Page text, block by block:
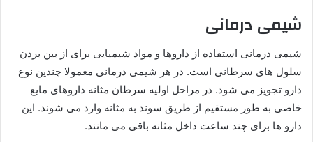
شیمی درمانی
شیمی درمانی استفاده از داروها و مواد شیمیایی برای از بین بردن
سلول های سرطانی است. در هر شیمی درمانی معمولا چندین نوع
دارو تجویز می شود. در مراحل اولیه سرطان مثانه داروهای مایع
خاصی به طور مستقیم از طریق سوند به مثانه وارد می شوند. این
دارو ها برای چند ساعت داخل مثانه باقی می مانند.